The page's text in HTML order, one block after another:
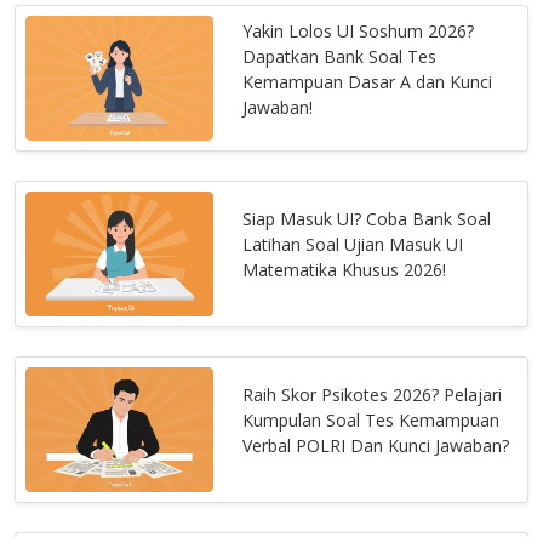
Yakin Lolos UI Soshum 2026?
Dapatkan Bank Soal Tes
Kemampuan Dasar A dan Kunci
Jawaban!
Siap Masuk UI? Coba Bank Soal
Latihan Soal Ujian Masuk UI
Matematika Khusus 2026!
Raih Skor Psikotes 2026? Pelajari
Kumpulan Soal Tes Kemampuan
Verbal POLRI Dan Kunci Jawaban?